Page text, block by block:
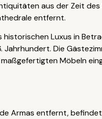
aus der Zeit
entfernt.
historischen Luxus in
Die
Möbeln
Armas entfernt,